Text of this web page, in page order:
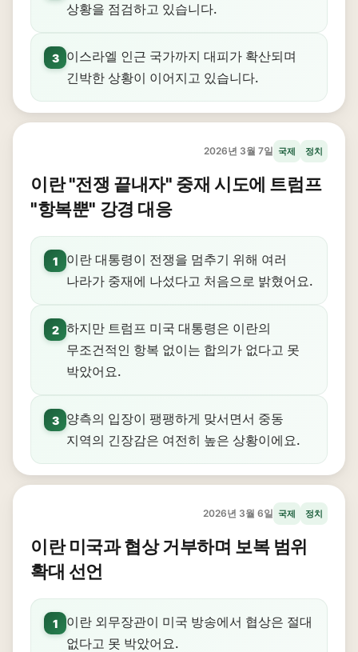
상황을 점검하고 있습니다.
3
이스라엘 인근 국가까지 대피가 확산되며
긴박한 상황이 이어지고 있습니다.
2026년 3월 7일 국제 정치
이란 "전쟁 끝내자" 중재 시도에 트럼프
"항복뿐" 강경 대응
1
이란 대통령이 전쟁을 멈추기 위해 여러
나라가 중재에 나섰다고 처음으로 밝혔어요.
2 하지만 트럼프 미국 대통령은 이란의
무조건적인 항복 없이는 합의가 없다고 못
박았어요.
3
양측의 입장이 팽팽하게 맞서면서 중동
지역의 긴장감은 여전히 높은 상황이에요.
2026년 3월 6일 국제 정치
이란 미국과 협상 거부하며 보복 범위
확대 선언
1
이란 외무장관이 미국 방송에서 협상은 절대
없다고 못 박았어요.